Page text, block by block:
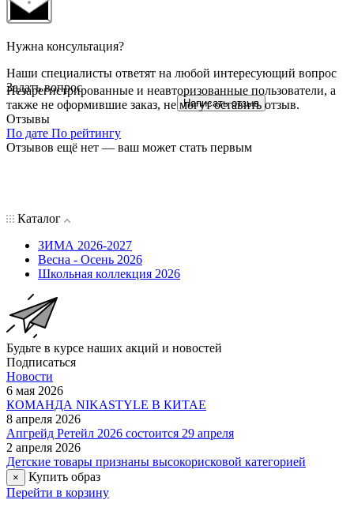
Нужна консультация?
Наши специалисты ответят на любой интересующий вопрос
Задать вопрос
Написать отзыв
Незарегистрированные и неавторизованные пользователи, а
также не оформившие заказ, не могут оставить отзыв.
Отзывы
По дате По рейтингу
Отзывов ещё нет — ваш может стать первым
Каталог
ЗИМА 2026-2027
Весна - Осень 2026
Школьная коллекция 2026
Будьте в курсе наших акций и новостей
Подписаться
Новости
6 мая 2026
КОМАНДА NIKASTYLE В КИТАЕ
8 апреля 2026
Апгрейд Ретейл 2026 состоится 29 апреля
2 апреля 2026
Детские товары признаны высокорисковой категорией
×
Купить образ
Перейти в корзину